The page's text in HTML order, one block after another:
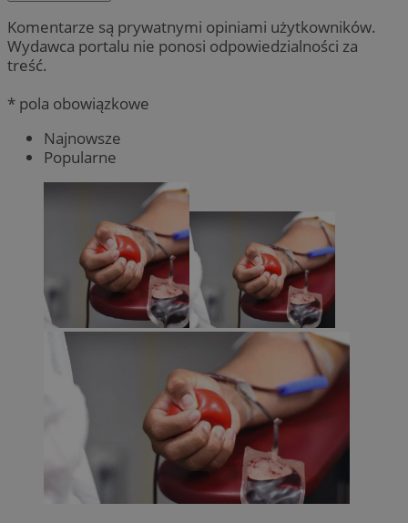
Komentarze są prywatnymi opiniami użytkowników.
Wydawca portalu nie ponosi odpowiedzialności za
treść.
* pola obowiązkowe
Najnowsze
Popularne